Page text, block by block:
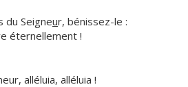
Seigneur, bénissez-le :
éternellement !
alléluia, alléluia !